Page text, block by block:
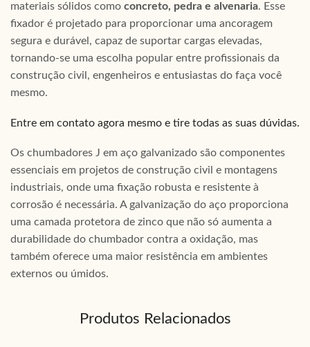
materiais sólidos como concreto, pedra e alvenaria. Esse
fixador é projetado para proporcionar uma ancoragem
segura e durável, capaz de suportar cargas elevadas,
tornando-se uma escolha popular entre profissionais da
construção civil, engenheiros e entusiastas do faça você
mesmo.
Entre em contato agora mesmo e tire todas as suas dúvidas.
Os chumbadores J em aço galvanizado são componentes
essenciais em projetos de construção civil e montagens
industriais, onde uma fixação robusta e resistente à
corrosão é necessária. A galvanização do aço proporciona
uma camada protetora de zinco que não só aumenta a
durabilidade do chumbador contra a oxidação, mas
também oferece uma maior resistência em ambientes
externos ou úmidos.
Produtos Relacionados